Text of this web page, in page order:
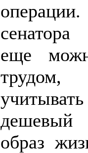
еще
дешевый
образ